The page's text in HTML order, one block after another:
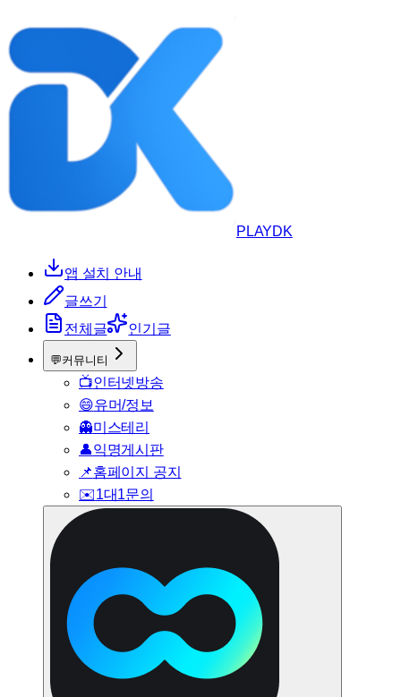
PLAYDK
앱 설치 안내
글쓰기
전체글
인기글
💬커뮤니티
📺인터넷방송
😄유머/정보
👻미스테리
👤익명게시판
📌홈페이지 공지
✉️1대1문의